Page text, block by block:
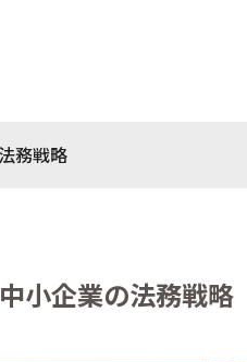
務戦略
小企業の法務戦略